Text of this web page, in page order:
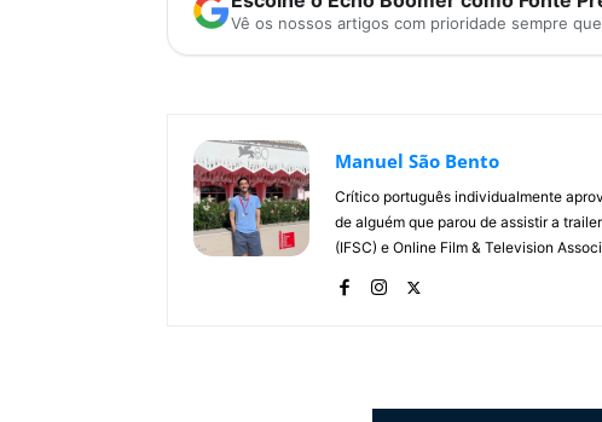
Vê os nossos artigos com prioridade sempre
Manuel São Bento
Crítico português individualmente
de alguém que parou de assistir a
(IFSC) e Online Film & Television